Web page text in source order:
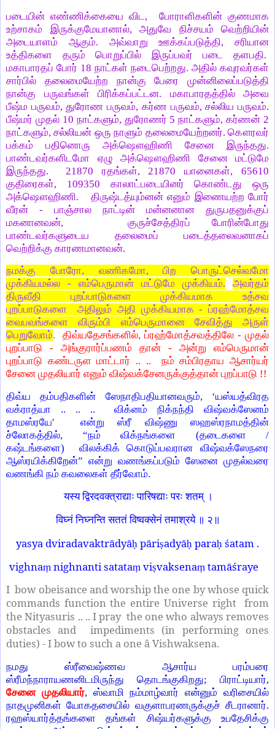
படையின் எண்ணிக்கையை விட, போராளிகளின் குணமாக
உற்சாகம் இருக்குமேயானால், அதுவே நிச்சயம் வெற்றியின்
அடையாளம் ஆகும். அவ்வாறு ஊக்கப்படுத்தி, சரியான
உத்திகளை தரும் பொறுப்பில் இருப்பவர் படை தளபதி.
மகாபாரதப் போர் 18 நாட்கள் நடைபெற்றது. அதில் கவுரவர்கள்
சார்பில் தலைமையேற்ற நான்கு பேரை முன்னிலைப்படுத்தி
நான்கு பருவங்கள் பிரிக்கப்பட்டன. மகாபாரதத்தில் அவை
பீஷ்ம பருவம், துரோண பருவம், கர்ண பருவம், சல்லிய பருவம்.
பீஷ்மர் முதல் 10 நாட்களும், துரோணர் 5 நாட்களும், கர்ணன் 2
நாட்களும், சல்லியன் ஒரு நாளும் தலைமையேற்றனர். கௌரவர்
பக்கம் பதினொரு அக்ஷௌஹிணி சேனை இருந்தது.
பாண்டவர்களிடமோ ஏழு அக்ஷௌஹிணி சேனை மட்டுமே
இருந்தது. 21870 ரதங்கள், 21870 யானைகள், 65610
குதிரைகள், 109350 காலாட்படையினர் கொண்டது ஒரு
அக்ஷௌஹிணி. திருஷ்டத்யும்னன் எனும் இணையற்ற போர்
வீரன் - பாஞ்சால நாட்டின் மன்னனான துருபதனுக்குப்
மகனானவன், குருச்சேத்திரப் போரின்போது
பாண்டவர்களுடைய தலைமைப் படைத்தலைவனாகப்
வெற்றிக்கு காரணமானவன்.
நமக்கு போரோ, வணிகமோ, பிற பொருட்செல்வமோ
முக்கியமல்ல - எம்பெருமான் மட்டுமே முக்கியம்.
அவர்தம்
திருவீதி புறப்பாடுகளை முக்கியமாக உத்சவ
புறப்பாடுகளை அதிலும் அதி முக்கியமாக - ப்ரஹ்மோத்சவ
வைபவங்களை விரும்பி எம்பெருமானை சேவித்து அருள்
பெறுவோம். திவ்யதேசங்களில், ப்ரஹ்மோத்சவத்திலே - முதல்
புறப்பாடு - அங்குரார்ப்பணம் தான் - அன்று எம்பெருமான்
புறப்பாடு கண்டருள மாட்டார் .. .. நம் சம்பிரதாய ஆசார்யர்
சேனை முதலியார் எனும் விஷ்வக்சேனருக்குத்தான் புறப்பாடு !!
திவ்ய தம்பதிகளின் ஸேநாதிபதியானவரும், ‘யஸ்யத்விரத
வக்ராத்யா .. .. .. விக்னம் நிக்நந்தி விஷ்வக்ஸேனம்
தாமஸ்ரயே' என்று ஸ்ரீ விஷ்ணு ஸஹஸ்ரநாமத்தின்
ச்லோகத்தில், “நம் விக்நங்களை (தடைகளை /
கஷ்டங்களை) விலக்கிக் கொடுப்பவரான விஷ்வக்ஸேநரை
ஆஸ்ரயிக்கிறேன்” என்று வணங்கப்படும் ஸேனை முதல்வரை
வணங்கி நம் கவலைகள் தீர்வோம்.
यस्य द्विरदवक्त्राद्याः पारिषद्याः परः शतम् ।
विघ्नं निघ्नन्ति सततं विष्वक्सेनं तमाश्रये ॥ २॥
yasya dviradavaktrādyāḥ pāriṣadyāḥ paraḥ śatam .
vighnaṃ nighnanti satataṃ viṣvaksenaṃ tamāśraye
I bow obeisance and worship the one by whose quick
commands function the entire Universe right from
the Nityasuris .. .. I pray the one who always removes
obstacles and impediments (in performing ones
duties) - I bow to such a one â Vishwaksena.
நமது ஸ்ரீவைஷ்ணவ ஆசார்ய பரம்பரை
ஸ்ரீமந்நாராயணனிடமிருந்து தொடங்குகிறது; பிராட்டியார்,
சேனை முதலியார், ஸ்வாமி நம்மாழ்வார் என்னும் வரிசையில்
நாதமுனிகள் யோகதசையில் வகுளாபரணருக்குச் சீடரானார்.
ரஹஸ்யார்த்தங்களை தங்கள் சிஷ்யர்களுக்கு உபதேசிக்கு